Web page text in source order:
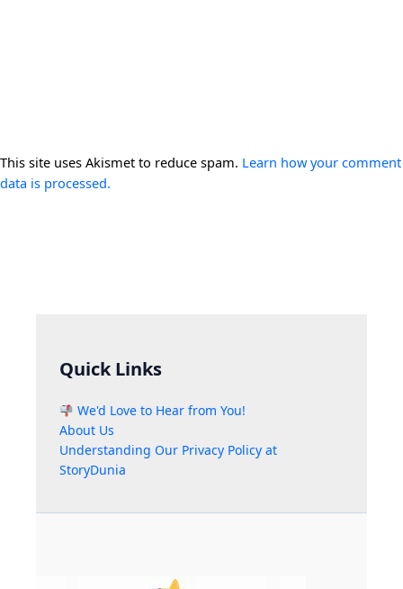
This site uses Akismet to reduce spam. Learn how your comment
data is processed.
Quick Links
We'd Love to Hear from You!
About Us
Understanding Our Privacy Policy at
StoryDunia